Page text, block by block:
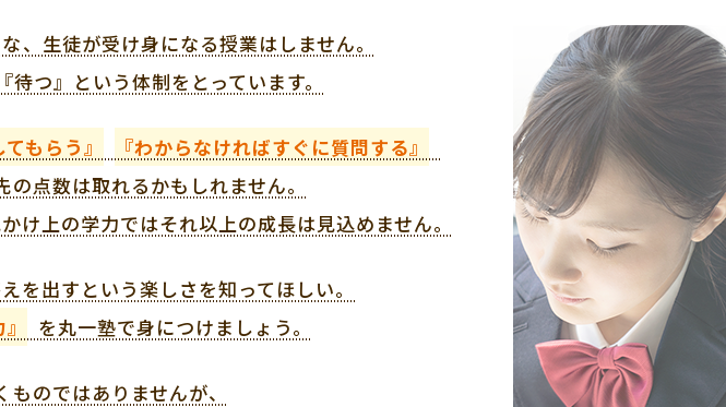
、生徒が受け身になる授業はしません。
つ』という体制をとっています。
もらう』
『わからなければすぐに質問する』
点数は取れるかもしれません。
け上の学力ではそれ以上の成長は見込めません。
を出すという楽しさを知ってほしい。
を丸一塾で身につけましょう。
のではありませんが、